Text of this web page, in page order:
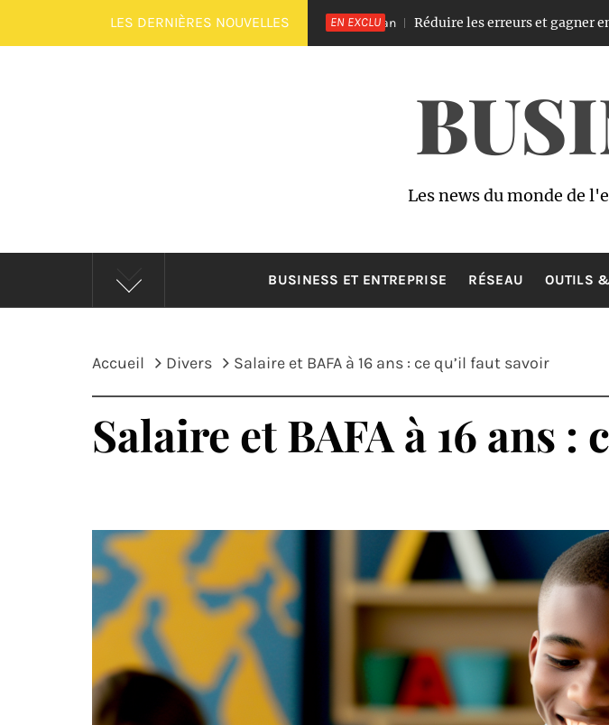
au
LES DERNIÈRES NOUVELLES EN EXCLU
Il y a 1 an Réduire les erreurs et gagner en
Les news du monde de
BUSINESS ET ENTREPRISE RÉSEAU OUTILS
Accueil Divers Salaire et BAFA à 16 ans : ce qu’il faut savoir
Salaire et BAFA à 16 ans